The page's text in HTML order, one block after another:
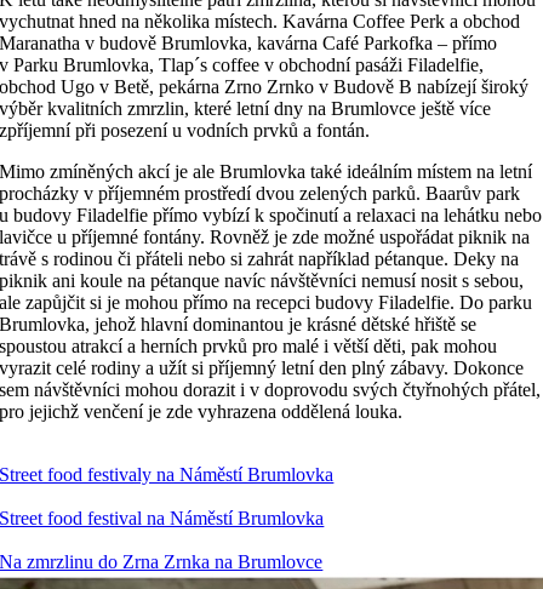
vychutnat hned na několika místech. Kavárna Coffee Perk a obchod
Maranatha v budově Brumlovka, kavárna Café Parkofka – přímo
v Parku Brumlovka, Tlap´s coffee v obchodní pasáži Filadelfie,
obchod Ugo v Betě, pekárna Zrno Zrnko v Budově B nabízejí široký
výběr kvalitních zmrzlin, které letní dny na Brumlovce ještě více
zpříjemní při posezení u vodních prvků a fontán.
Mimo zmíněných akcí je ale Brumlovka také ideálním místem na letní
procházky v příjemném prostředí dvou zelených parků. Baarův park
u budovy Filadelfie přímo vybízí k spočinutí a relaxaci na lehátku nebo
lavičce u příjemné fontány. Rovněž je zde možné uspořádat piknik na
trávě s rodinou či přáteli nebo si zahrát například pétanque. Deky na
piknik ani koule na pétanque navíc návštěvníci nemusí nosit s sebou,
ale zapůjčit si je mohou přímo na recepci budovy Filadelfie. Do parku
Brumlovka, jehož hlavní dominantou je krásné dětské hřiště se
spoustou atrakcí a herních prvků pro malé i větší děti, pak mohou
vyrazit celé rodiny a užít si příjemný letní den plný zábavy. Dokonce
sem návštěvníci mohou dorazit i v doprovodu svých čtyřnohých přátel,
pro jejichž venčení je zde vyhrazena oddělená louka.
Street food festivaly na Náměstí Brumlovka
Street food festival na Náměstí Brumlovka
Na zmrzlinu do Zrna Zrnka na Brumlovce